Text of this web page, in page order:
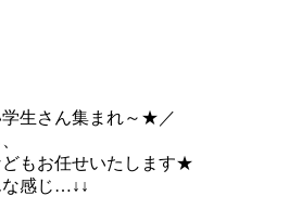
生さん集まれ～★／
もお任せいたします★
な感じ…↓↓